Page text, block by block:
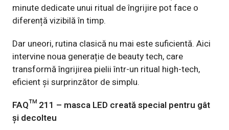
minute dedicate unui ritual de îngrijire pot face o
diferență vizibilă în timp.
Dar uneori, rutina clasică nu mai este suficientă. Aici
intervine noua generație de beauty tech, care
transformă îngrijirea pielii într-un ritual high-tech,
eficient și surprinzător de simplu.
FAQ™ 211 – masca LED creată special pentru gât
și decolteu